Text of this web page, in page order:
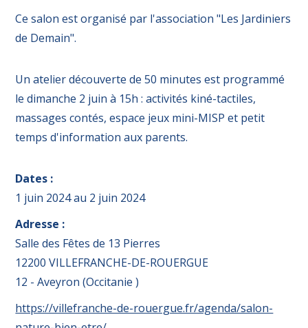
Ce salon est organisé par l'association "Les Jardiniers
de Demain".
Un atelier découverte de 50 minutes est programmé
le dimanche 2 juin à 15h : activités kiné-tactiles,
massages contés, espace jeux mini-MISP et petit
temps d'information aux parents.
Dates :
1 juin 2024au 2 juin 2024
Adresse :
Salle des Fêtes de 13 Pierres
12200 VILLEFRANCHE-DE-ROUERGUE
12 - Aveyron (Occitanie )
https://villefranche-de-rouergue.fr/agenda/salon-